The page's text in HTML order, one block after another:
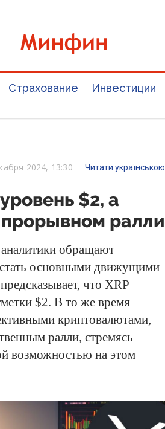
Страхование Инвестиции
2024, 13:30 Читати українською
$2, а
прорывном ралли
обращают
основными движущими
что XRP
$2. В то же время
криптовалютами,
ралли, стремясь
возможностью на этом